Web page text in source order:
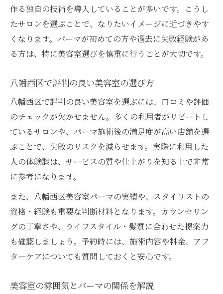
作る独自の技術を導入していることが多いです。こうし
たサロンを選ぶことで、なりたいイメージに近づきやす
くなります。パーマが初めての方や過去に失敗経験があ
る方は、特に美容室選びを慎重に行うことが大切です。
八幡西区で評判の良い美容室の選び方
八幡西区で評判の良い美容室を選ぶには、口コミや評価
のチェックが欠かせません。多くの利用者がリピートし
ているサロンや、パーマ施術後の満足度が高い店舗を選
ぶことで、失敗のリスクを減らせます。実際に利用した
人の体験談は、サービスの質や仕上がりを知る上で非常
に参考になります。
また、八幡西区美容室パーマの実績や、スタイリストの
資格・経験も重要な判断材料となります。カウンセリン
グの丁寧さや、ライフスタイル・髪質に合わせた提案力
も確認しましょう。予約時には、施術内容や料金、アフ
ターケアについても質問しておくと安心です。
美容室の雰囲気とパーマの関係を解説